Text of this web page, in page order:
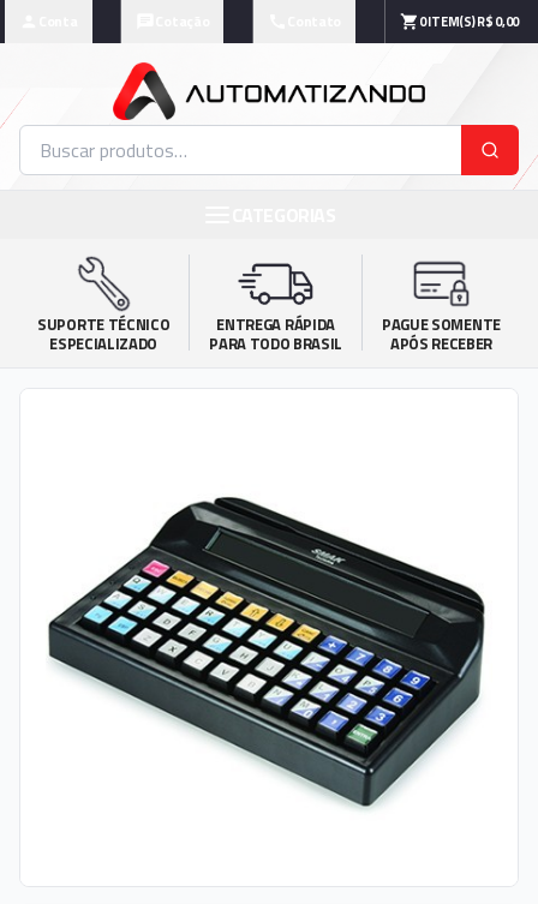
0ITEM(S)R$ 0,00
SUPORTE TÉCNICO
ESPECIALIZADO
ENTREGA RÁPIDA
PARA TODO BRASIL
PAGUE SOMENTE
APÓS RECEBER